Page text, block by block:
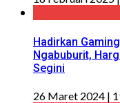
Hadirkan
Ngabuburit,
Segini
26 Maret 2024 |